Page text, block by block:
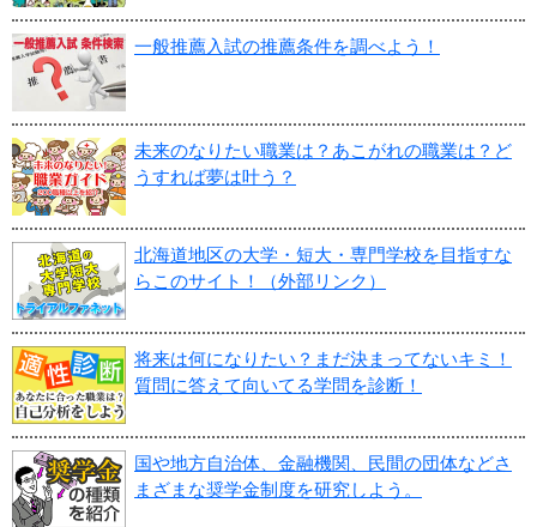
一般推薦入試の推薦条件を調べよう！
未来のなりたい職業は？あこがれの職業は？ど
うすれば夢は叶う？
北海道地区の大学・短大・専門学校を目指すな
らこのサイト！（外部リンク）
将来は何になりたい？まだ決まってないキミ！
質問に答えて向いてる学問を診断！
国や地方自治体、金融機関、民間の団体などさ
まざまな奨学金制度を研究しよう。